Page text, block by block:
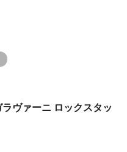
ヴァーニ ロックスタッ